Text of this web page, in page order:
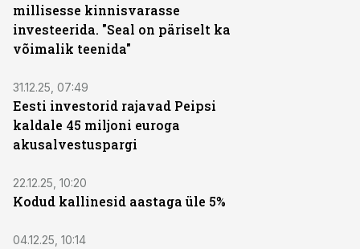
millisesse kinnisvarasse
investeerida. "Seal on päriselt ka
võimalik teenida"
31.12.25, 07:49
Eesti investorid rajavad Peipsi
kaldale 45 miljoni euroga
akusalvestuspargi
22.12.25, 10:20
Kodud kallinesid aastaga üle 5%
04.12.25, 10:14